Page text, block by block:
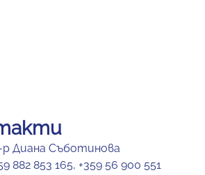
р Диана Съботинова
882 853 165, +359 56 900 551